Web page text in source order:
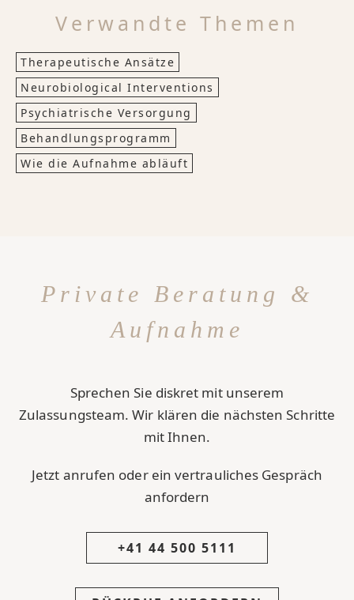
Verwandte Themen
Therapeutische Ansätze
Neurobiological Interventions
Psychiatrische Versorgung
Behandlungsprogramm
Wie die Aufnahme abläuft
Private Beratung &
Aufnahme
Sprechen Sie diskret mit unserem
Zulassungsteam. Wir klären die nächsten Schritte
mit Ihnen.
Jetzt anrufen oder ein vertrauliches Gespräch
anfordern
+41 44 500 5111